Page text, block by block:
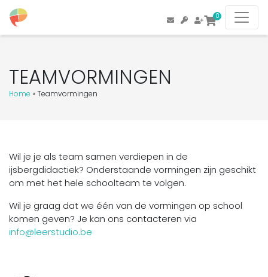
0
TEAMVORMINGEN
Home »Teamvormingen
Wil je je als team samen verdiepen in de
ijsbergdidactiek? Onderstaande vormingen zijn geschikt
om met het hele schoolteam te volgen.
Wil je graag dat we één van de vormingen op school
komen geven? Je kan ons contacteren via
info@leerstudio.be